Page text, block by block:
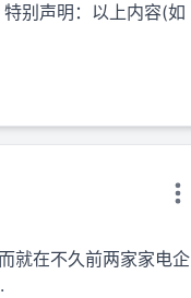
别声明：以上内容(如
就在不久前两家家电企